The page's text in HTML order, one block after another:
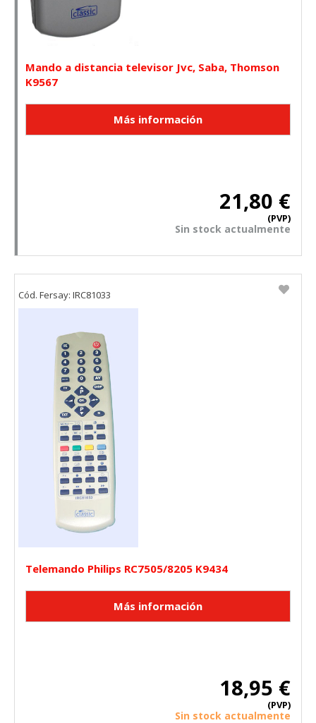
Mando a distancia televisor Jvc, Saba, Thomson
K9567
21,80 €
(PVP)
Sin stock actualmente
Telemando Philips RC7505/8205 K9434
18,95 €
(PVP)
Sin stock actualmente
Cód. Fersay: IRC81033
Estas cookies son necesarias para que el sitio web
funcione y no se pueden desactivar en nuestros sistemas.
Puede configurar su navegador para bloquear o alertar